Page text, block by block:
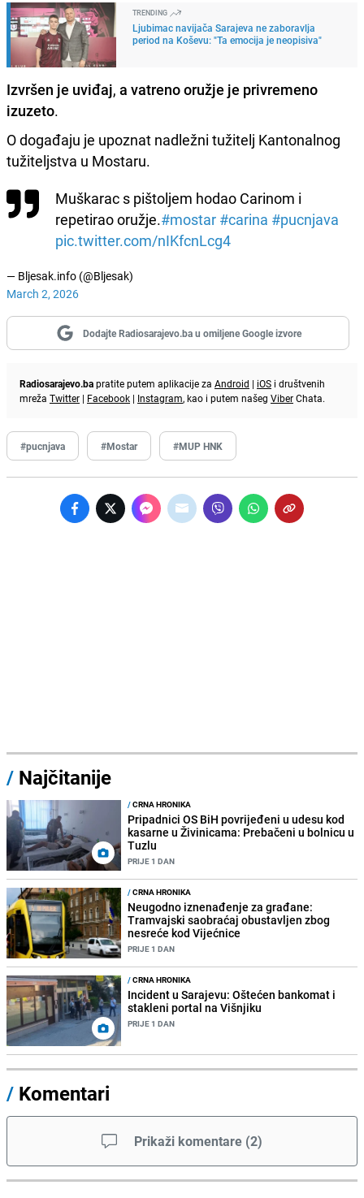
TRENDING
Ljubimac navijača Sarajeva ne zaboravlja
period na Koševu: "Ta emocija je neopisiva"
Izvršen je uviđaj, a vatreno oružje je privremeno
izuzeto.
O događaju je upoznat nadležni tužitelj Kantonalnog
tužiteljstva u Mostaru.
Muškarac s pištoljem hodao Carinom i
repetirao oružje.#mostar #carina #pucnjava
pic.twitter.com/nIKfcnLcg4
— Bljesak.info (@Bljesak)
March 2, 2026
Dodajte Radiosarajevo.ba u omiljene Google izvore
Radiosarajevo.bapratite putem aplikacije za Android | iOS i društvenih
mreža Twitter | Facebook | Instagram, kao i putem našeg ViberChata.
#pucnjava #Mostar #MUP HNK
/ Najčitanije
/CRNA HRONIKA
Pripadnici OS BiH povrijeđeni u udesu kod
kasarne u Živinicama: Prebačeni u bolnicu u
Tuzlu
PRIJE 1 DAN
/CRNA HRONIKA
Neugodno iznenađenje za građane:
Tramvajski saobraćaj obustavljen zbog
nesreće kod Vijećnice
PRIJE 1 DAN
/CRNA HRONIKA
Incident u Sarajevu: Oštećen bankomat i
stakleni portal na Višnjiku
PRIJE 1 DAN
/ Komentari
Prikaži komentare (2)